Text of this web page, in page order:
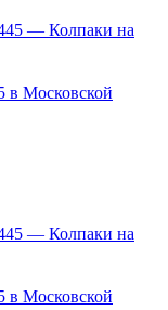
в Московской
в Московской